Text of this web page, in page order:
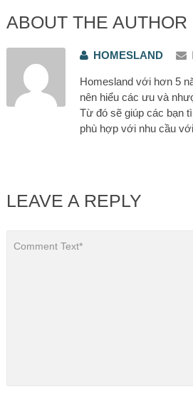
ABOUT THE AUTHOR
HOMESLAND
Homesland với hơn 5
nên hiểu các ưu và
Từ đó sẽ giúp các bạn
phù hợp với nhu cầu
LEAVE A REPLY